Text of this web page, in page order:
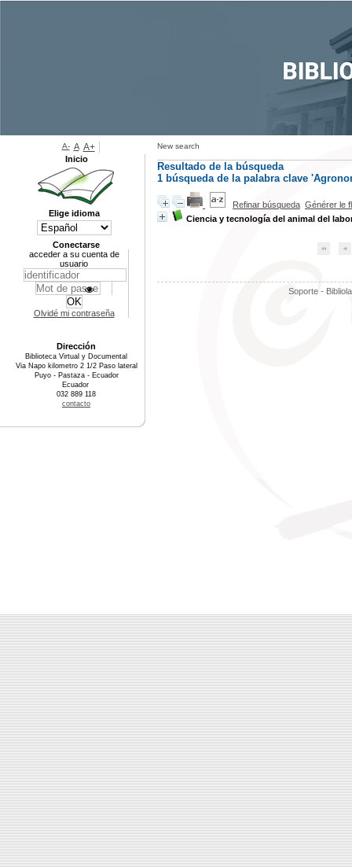
New search
Resultado de la búsqueda
1 búsqueda de la palabra clave
Refinar búsqueda Générer le
Ciencia y tecnología del animal del
Soporte -
A- A A+
Inicio
Elige idioma
Conectarse
acceder a su cuenta de
usuario
Olvidé mi contraseña
Dirección
Biblioteca Virtual y Documental
Via Napo kilometro 2 1/2 Paso lateral
Puyo - Pastaza - Ecuador
Ecuador
032 889 118
contacto